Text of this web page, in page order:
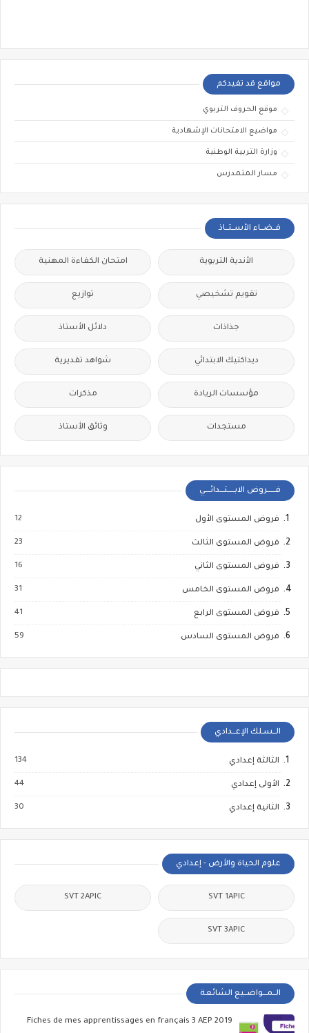
مواقع قد تفيدكم
موقع الحروف التربوي
مواضيع الامتحانات الإشهادية
وزارة التربية الوطنية
مسار المتمدرس
فــضــاء الأســتــاذ
الأندية التربوية امتحان الكفاءة المهنية
تقويم تشخيصي توازيع
جذاذات دلائل الأستاذ
ديداكتيك الابتدائي شواهد تقديرية
مؤسسات الريادة مذكرات
مستجدات وثائق الأستاذ
فــــــروض الابـــــتـــدائــــي
فروض المستوى الأول 12
فروض المستوى الثالث 23
فروض المستوى الثاني 16
فروض المستوى الخامس 31
فروض المستوى الرابع 41
فروض المستوى السادس 59
الــسـلك الإعــدادي
الثالثة إعدادي 134
الأولى إعدادي 44
الثانية إعدادي 30
علوم الحياة والأرض - إعدادي
SVT 1APIC
SVT 2APIC
SVT 3APIC
الــمـــواضــيع الشائعة
Fiches de mes apprentissages en français 3 AEP 2019